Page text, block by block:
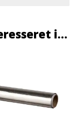
i…